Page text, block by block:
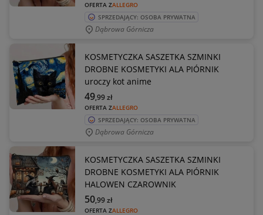
OFERTA ZALLEGRO
SPRZEDAJĄCY: OSOBA PRYWATNA
Dąbrowa Górnicza
KOSMETYCZKA SASZETKA SZMINKI
DROBNE KOSMETYKI ALA PIÓRNIK
uroczy kot anime
OFERTA ZALLEGRO
49,99zł
SPRZEDAJĄCY: OSOBA PRYWATNA
Dąbrowa Górnicza
KOSMETYCZKA SASZETKA SZMINKI
DROBNE KOSMETYKI ALA PIÓRNIK
HALOWEN CZAROWNIK
OFERTA ZALLEGRO
50,99zł